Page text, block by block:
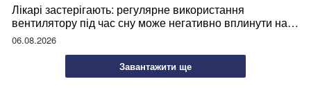
Лікарі застерігають: регулярне використання
вентилятору під час сну може негативно вплинути на
ваше здоров’я
06.08.2026
Завантажити ще